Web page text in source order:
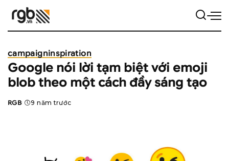
campaigninspiration
Google nói lời tạm biệt với emoji
blob theo một cách đầy sáng tạo
Posted
RGB 9 năm trước